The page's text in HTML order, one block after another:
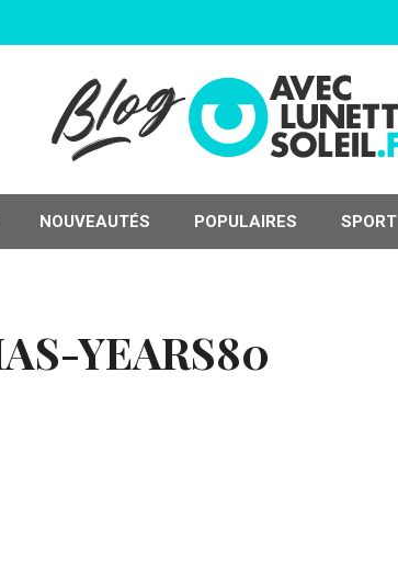
NOUVEAUTÉS POPULAIRES SPORT
YEARS80